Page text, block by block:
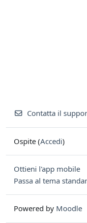
Contatta il
Ospite (Accedi)
Ottieni l'app mobile
Passa al tema
Powered by Moodle